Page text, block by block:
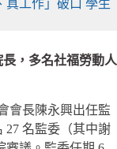
真工作」破口 學生
，多名社福勞動人
會長陳永興出任監
27 名監委（其中謝